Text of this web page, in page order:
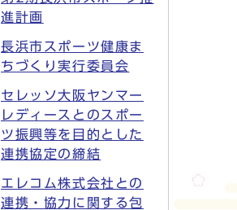
進計画
長浜市スポーツ健康ま
ちづくり実行委員会
セレッソ大阪ヤンマー
レディースとのスポー
ツ振興等を目的とした
連携協定の締結
エレコム株式会社との
連携・協力に関する包